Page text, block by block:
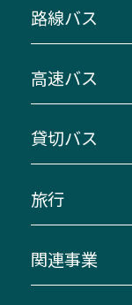
路線バス
主要停留所
路線バスのご
三重交通接
ダイヤ改正
迂回・休止に
臨時バスに
高速バス
南紀・
伊賀～名古屋
南紀～VISON
湯の山温泉
貸切バス
貸切バスの
お問い合わせ
旅行
貸切バス団体
関連事業